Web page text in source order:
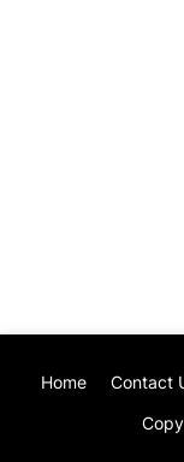
Home Contact